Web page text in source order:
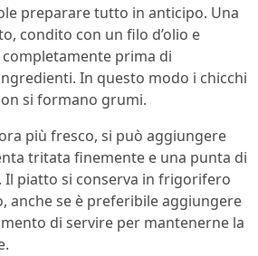
preparare tutto in anticipo. Una
condito con un filo d’olio e
prima di
In questo modo i chicchi
si formano grumi.
più fresco, si può aggiungere
tritata finemente e una punta di
Il piatto si conserva in frigorifero
anche se è preferibile aggiungere
di servire per mantenerne la